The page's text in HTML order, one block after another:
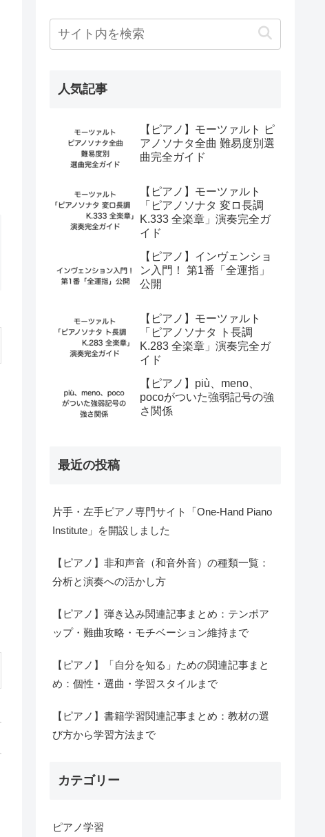
人気記事
【ピアノ】モーツァルト ピ
アノソナタ全曲 難易度別選
曲完全ガイド
【ピアノ】モーツァルト
「ピアノソナタ 変ロ長調
K.333 全楽章」演奏完全ガ
イド
【ピアノ】インヴェンショ
ン入門！ 第1番「全運指」
公開
【ピアノ】モーツァルト
「ピアノソナタ ト長調
K.283 全楽章」演奏完全ガ
イド
【ピアノ】più、meno、
pocoがついた強弱記号の強
さ関係
最近の投稿
片手・左手ピアノ専門サイト「One-Hand Piano
Institute」を開設しました
【ピアノ】非和声音（和音外音）の種類一覧：
分析と演奏への活かし方
【ピアノ】弾き込み関連記事まとめ：テンポア
ップ・難曲攻略・モチベーション維持まで
【ピアノ】「自分を知る」ための関連記事まと
め：個性・選曲・学習スタイルまで
【ピアノ】書籍学習関連記事まとめ：教材の選
び方から学習方法まで
カテゴリー
ピアノ学習